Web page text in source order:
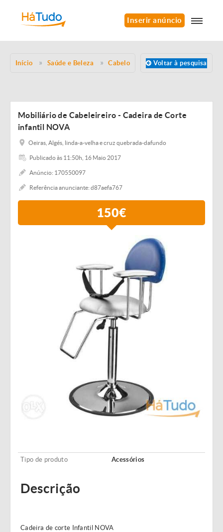
Inserir anúncio
Início Saúde e Beleza Cabelo Voltar à pesquisa
Mobiliário de Cabeleireiro - Cadeira de Corte
infantil NOVA
Oeiras, Algés, linda-a-velha e cruz quebrada-dafundo
Publicado às 11:50h, 16 Maio 2017
Anúncio: 170550097
Referência anunciante: d87aefa767
150€
Tipo de produto Acessórios
Descrição
Cadeira de corte Infantil NOVA